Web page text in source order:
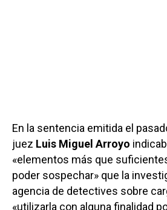
En la sentencia emitida el
juez Luis Miguel Arroyo
«elementos más que
poder sospechar» que la
agencia de detectives sobre
«utilizarla con alguna finalidad